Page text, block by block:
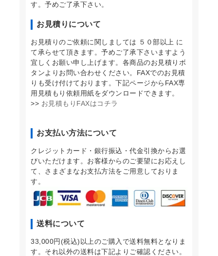
す。予めご了承下さい。
お見積りについて
お見積りのご依頼に関しましては ５０部以上 に
て承らせて頂きます。予めご了承下さいますよう
宜しくお願い申し上げます。各商品のお見積りボ
タンよりお問い合わせください。FAXでのお見積
りも受け付けております。下記ページからFAX専
用見積もり依頼用紙をダウンロードできます。
>> お見積もりFAXはコチラ
お支払い方法について
クレジットカード・銀行振込・代金引換からお選
びいただけます。お客様からのご要望にお応えし
て、さまざまなお支払方法をご用意しておりま
す。
送料について
33,000円(税込)以上のご購入で送料無料となりま
す。それ以外の送料は下記よりご確認ください。